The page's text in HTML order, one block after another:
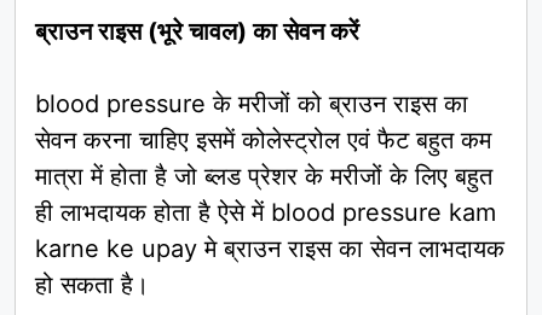
ब्राउन राइस (भूरे चावल) का सेवन करें
blood pressure के मरीजों को ब्राउन राइस का
सेवन करना चाहिए इसमें कोलेस्ट्रोल एवं फैट बहुत कम
मात्रा में होता है जो ब्लड प्रेशर के मरीजों के लिए बहुत
ही लाभदायक होता है ऐसे में blood pressure kam
karne ke upay मे ब्राउन राइस का सेवन लाभदायक
हो सकता है।